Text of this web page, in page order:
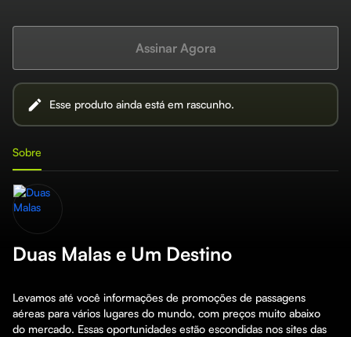
Assinar Agora
Esse produto ainda está em rascunho.
Sobre
Duas Malas e Um Destino
Levamos até você informações de promoções de passagens
aéreas para vários lugares do mundo, com preços muito abaixo
do mercado. Essas oportunidades estão escondidas nos sites das